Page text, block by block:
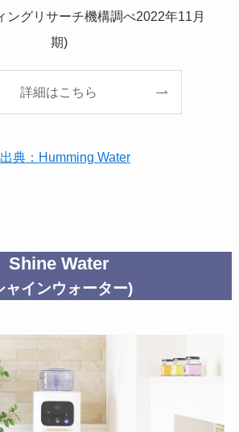
ングリサーチ機構調べ2022年11月
期)
詳細はこちら
典：Humming Water
Shine Water
ャインウォーター)